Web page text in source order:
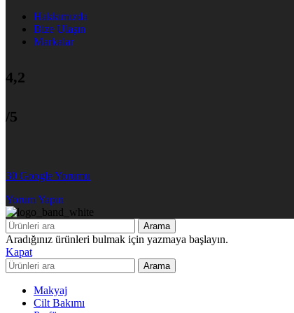
Hakkımızda
Bize Ulaşın
Markalar
4,2
/5
30 Google Yorumu
Yorum Yapın
Arama
Aradığınız ürünleri bulmak için yazmaya başlayın.
Kapat
Arama
Makyaj
Cilt Bakımı